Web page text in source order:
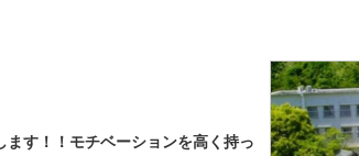
す！！モチベーションを高く持っ